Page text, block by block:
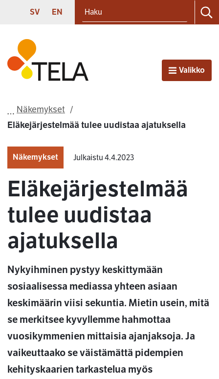
Siirry sisältöön
SVENSKA
SV ENGLISH
EN
Etusivu
AvaaValikko
Näkemykset
Eläkejärjestelmää tulee uudistaa ajatuksella
Näkemykset Julkaistu 4.4.2023
Eläkejärjestelmää
tulee uudistaa
ajatuksella
Nykyihminen pystyy keskittymään
sosiaalisessa mediassa yhteen asiaan
keskimäärin viisi sekuntia. Mietin usein, mitä
se merkitsee kyvyllemme hahmottaa
vuosikymmenien mittaisia ajanjaksoja. Ja
vaikeuttaako se väistämättä pidempien
kehityskaarien tarkastelua myös